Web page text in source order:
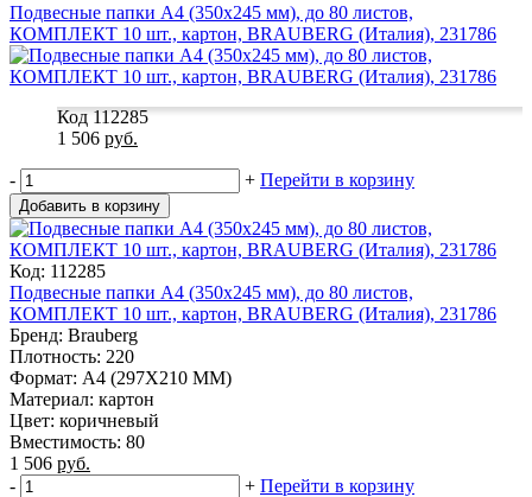
Подвесные папки А4 (350х245 мм), до 80 листов,
КОМПЛЕКТ 10 шт., картон, BRAUBERG (Италия), 231786
Код 112285
1 506 руб.
- + Перейти в корзину
Добавить в корзину
Код: 112285
Подвесные папки А4 (350х245 мм), до 80 листов,
КОМПЛЕКТ 10 шт., картон, BRAUBERG (Италия), 231786
Бренд: Brauberg
Плотность: 220
Формат: A4 (297X210 MM)
Материал: картон
Цвет: коричневый
Вместимость: 80
1 506 руб.
-
+ Перейти в корзину